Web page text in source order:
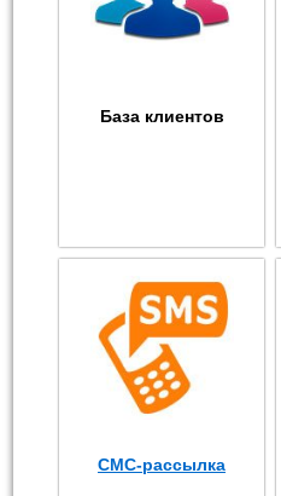
База клиентов
СМС-рассылка